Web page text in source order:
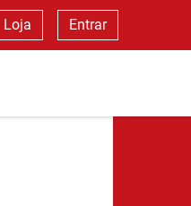
Loja Entrar